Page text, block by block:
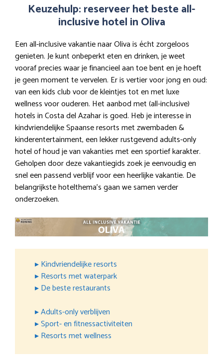
Keuzehulp: reserveer het beste all-
inclusive hotel in Oliva
Een all-inclusive vakantie naar Oliva is écht zorgeloos
genieten. Je kunt onbeperkt eten en drinken, je weet
vooraf precies waar je financieel aan toe bent en je hoeft
je geen moment te vervelen. Er is vertier voor jong en oud:
van een kids club voor de kleintjes tot en met luxe
wellness voor ouderen. Het aanbod met (all-inclusive)
hotels in Costa del Azahar is goed. Heb je interesse in
kindvriendelijke Spaanse resorts met zwembaden &
kinderentertainment, een lekker rustgevend adults-only
hotel of houd je van vakanties met een sportief karakter.
Geholpen door deze vakantiegids zoek je eenvoudig en
snel een passend verblijf voor een heerlijke vakantie. De
belangrijkste hotelthema’s gaan we samen verder
onderzoeken.
▸ Kindvriendelijke resorts
▸ Resorts met waterpark
▸ De beste restaurants
▸ Adults-only verblijven
▸ Sport- en fitnessactiviteiten
▸ Resorts met wellness